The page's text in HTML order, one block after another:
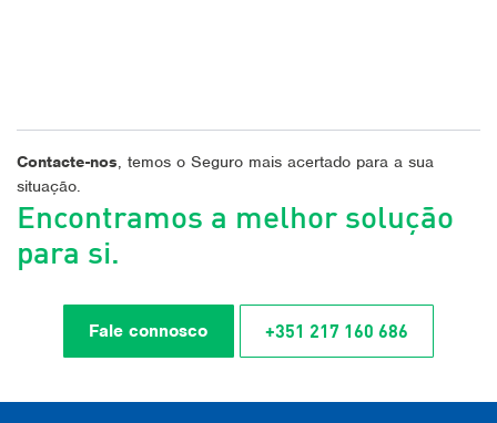
Contacte-nos, temos o Seguro mais acertado para a sua
situação.
Encontramos a melhor solução
para si.
Fale connosco +351 217 160 686